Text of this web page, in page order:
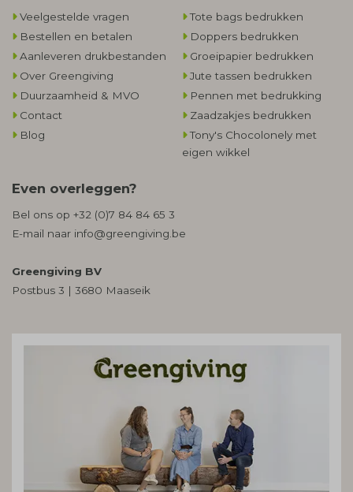
Veelgestelde vragen
Bestellen en betalen
Aanleveren drukbestanden
Over Greengiving
Duurzaamheid & MVO
Contact
Blog
Tote bags bedrukken
Doppers bedrukken
Groeipapier bedrukken
Jute tassen bedrukken
Pennen met bedrukking
Zaadzakjes bedrukken
Tony's Chocolonely met
eigen wikkel
Even overleggen?
Bel ons op +32 (0)7 84 84 65 3
E-mail naar info@greengiving.be
Greengiving BV
Postbus 3 | 3680 Maaseik